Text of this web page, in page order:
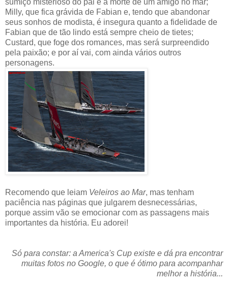
Milly, que fica grávida de Fabian e, tendo que abandonar
seus sonhos de modista, é insegura quanto a fidelidade de
Fabian que de tão lindo está sempre cheio de tietes;
Custard, que foge dos romances, mas será surpreendido
pela paixão; e por aí vai, com ainda vários outros
personagens.
Recomendo que leiam Veleiros ao Mar, mas tenham
paciência nas páginas que julgarem desnecessárias,
porque assim vão se emocionar com as passagens mais
importantes da história. Eu adorei!
Só para constar: a America's Cup existe e dá pra encontrar
muitas fotos no Google, o que é ótimo para acompanhar
melhor a história...